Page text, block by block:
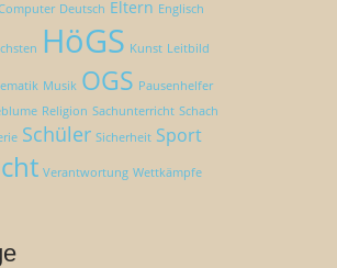
Deutsch Eltern Englisch
HöGS Kunst Leitbild
Musik OGS Pausenhelfer
Religion Sachunterricht Schach
Schüler Sicherheit Sport
Verantwortung Wettkämpfe